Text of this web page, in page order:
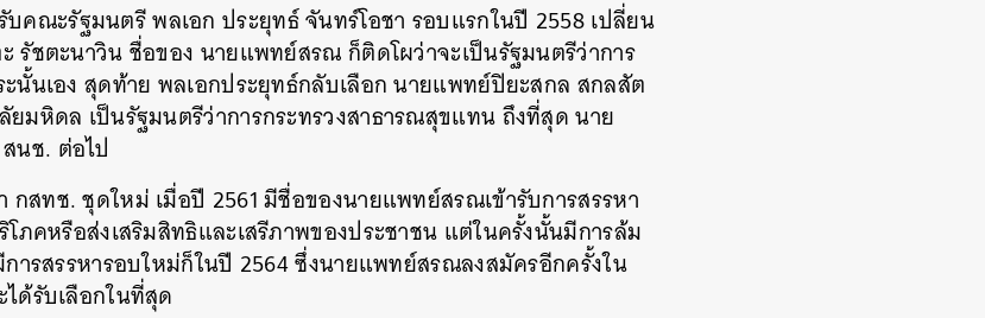
คณะรัฐมนตรี พลเอก ประยุทธ์ จันทร์โอชา รอบแรกในปี 2558 เปลี่ยน
รัชตะนาวิน ชื่อของ นายแพทย์สรณ ก็ติดโผว่าจะเป็นรัฐมนตรีว่าการ
นั้นเอง สุดท้าย พลเอกประยุทธ์กลับเลือก นายแพทย์ปิยะสกล สกลสัต
มหิดล เป็นรัฐมนตรีว่าการกระทรวงสาธารณสุขแทน ถึงที่สุด นาย
นช. ต่อไป
กสทช. ชุดใหม่ เมื่อปี 2561 มีชื่อของนายแพทย์สรณเข้ารับการสรรหา
ภคหรือส่งเสริมสิทธิและเสรีภาพของประชาชน แต่ในครั้งนั้นมีการล้ม
การสรรหารอบใหม่ก็ในปี 2564 ซึ่งนายแพทย์สรณลงสมัครอีกครั้งใน
ด้รับเลือกในที่สุด